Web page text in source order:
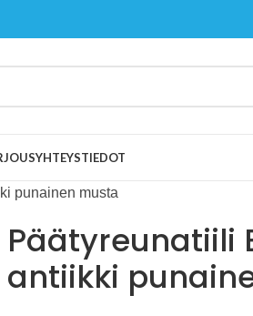
YHTEYSTIEDOT
punainen musta
Päätyreunatiili
antiikki